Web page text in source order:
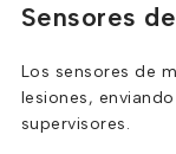
Sensores
Los sensores de
lesiones,
supervisores.